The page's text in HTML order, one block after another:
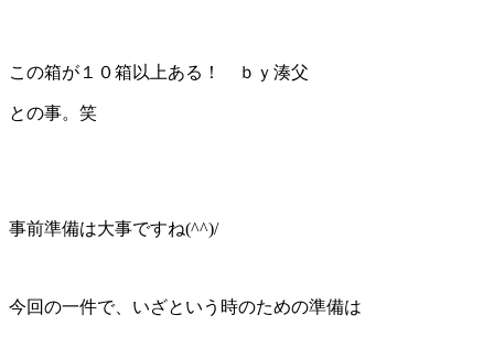
この箱が１０箱以上ある！ ｂｙ湊父
との事。笑
事前準備は大事ですね(^^)/
今回の一件で、いざという時のための準備は